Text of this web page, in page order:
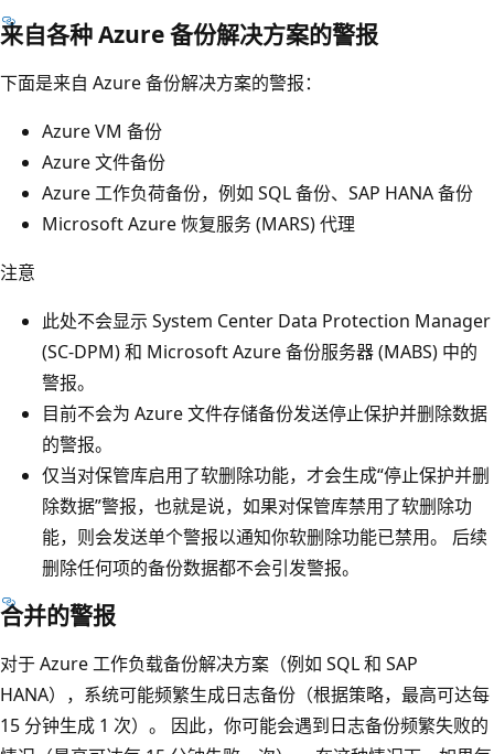
来自各种 Azure 备份解决方案的警报
下面是来自 Azure 备份解决方案的警报：
Azure VM 备份
Azure 文件备份
Azure 工作负荷备份，例如 SQL 备份、SAP HANA 备份
Microsoft Azure 恢复服务 (MARS) 代理
注意
此处不会显示 System Center Data Protection Manager
(SC-DPM) 和 Microsoft Azure 备份服务器 (MABS) 中的
警报。
目前不会为 Azure 文件存储备份发送停止保护并删除数据
的警报。
仅当对保管库启用了软删除功能，才会生成“停止保护并删
除数据”警报，也就是说，如果对保管库禁用了软删除功
能，则会发送单个警报以通知你软删除功能已禁用。 后续
删除任何项的备份数据都不会引发警报。
合并的警报
对于 Azure 工作负载备份解决方案（例如 SQL 和 SAP
HANA），系统可能频繁生成日志备份（根据策略，最高可达每
15 分钟生成 1 次）。 因此，你可能会遇到日志备份频繁失败的